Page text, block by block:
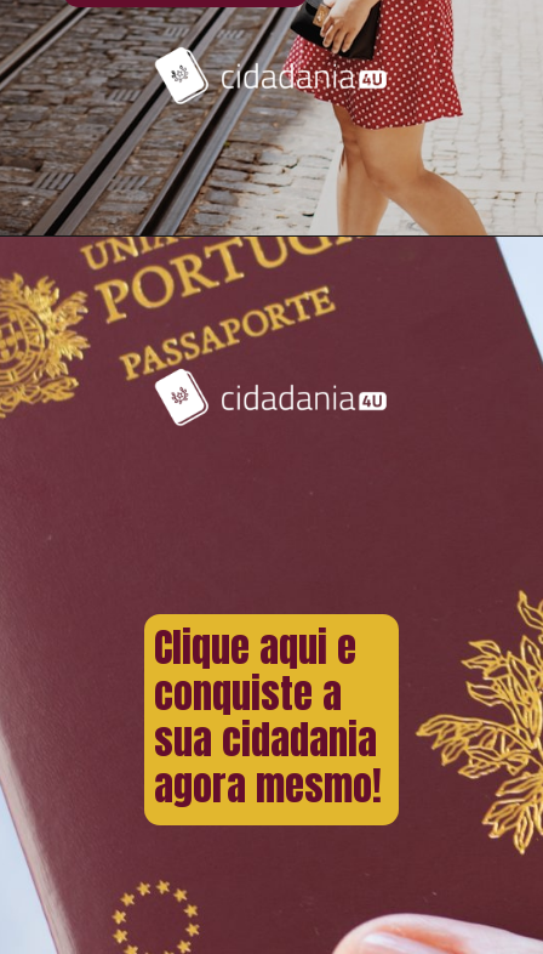
Clique aqui e
conquiste a
sua cidadania
agora mesmo!